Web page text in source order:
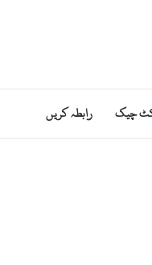
چیک رابطہ کریں